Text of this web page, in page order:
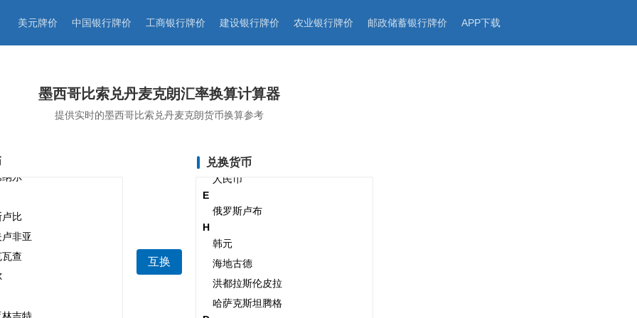
美元牌价 中国银行牌价 工商银行牌价 建设银行牌价 农业银行牌价 邮政储蓄银行牌价 APP下载
墨西哥比索兑丹麦克朗汇率换算计算器
提供实时的墨西哥比索兑丹麦克朗货币换算参考
兑换货币